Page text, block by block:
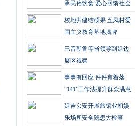
承民俗饮食 爱心回馈社会
校地共建结硕果 五凤村爱
国主义教育基地揭牌
巴音朝鲁等省领导到延边
展区视察
事事有回应 件件有着落
“141”工作法提升群众满意
度
延吉公安开展旅馆业和娱
乐场所安全隐患大检查